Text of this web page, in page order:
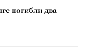
погибли два